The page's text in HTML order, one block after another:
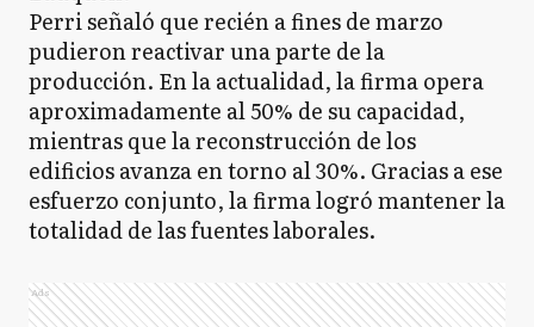
Perri señaló que recién a fines de marzo
pudieron reactivar una parte de la
producción. En la actualidad, la firma opera
aproximadamente al 50% de su capacidad,
mientras que la reconstrucción de los
edificios avanza en torno al 30%. Gracias a ese
esfuerzo conjunto, la firma logró mantener la
totalidad de las fuentes laborales.
Ads